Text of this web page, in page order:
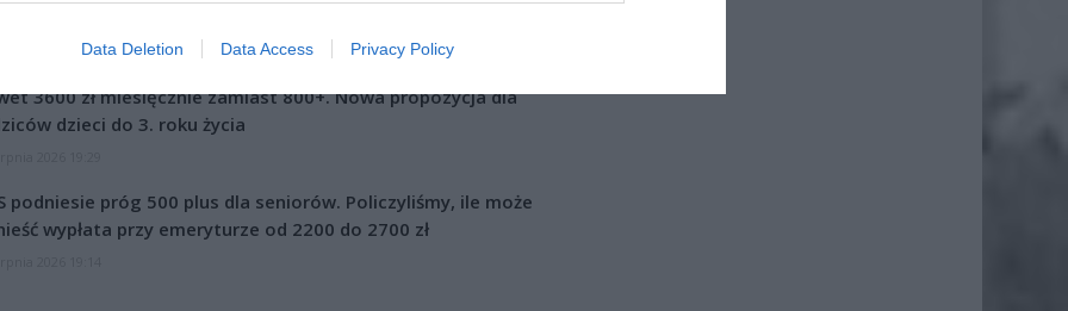
Data Deletion Data Access Privacy Policy
RÓWNIEŻ:
3600 zł miesięcznie zamiast 800+. Nowa propozycja dla
dzieci do 3. roku życia
podniesie próg 500 plus dla seniorów. Policzyliśmy, ile może
wypłata przy emeryturze od 2200 do 2700 zł